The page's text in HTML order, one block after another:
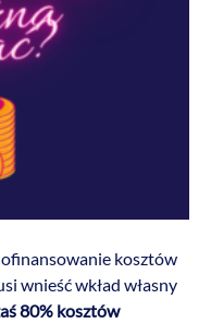
kosztów
wnieść wkład własny
80% kosztów